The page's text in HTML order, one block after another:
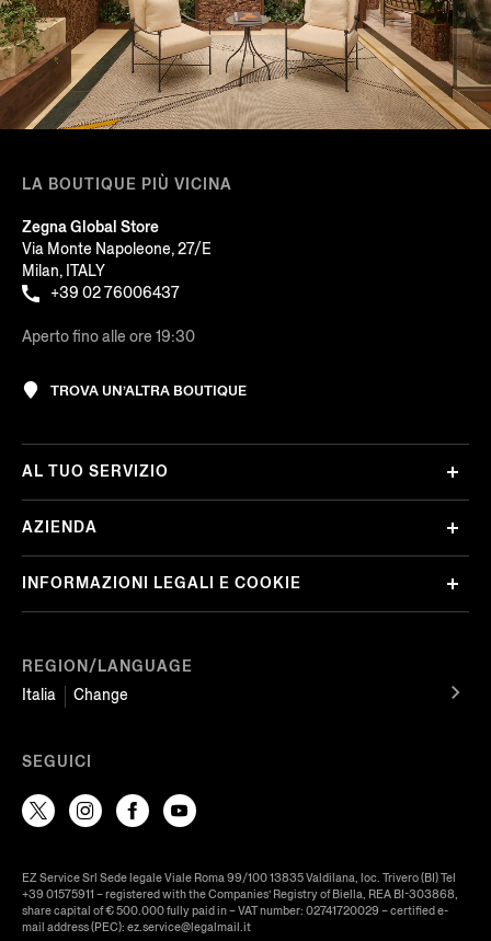
LA BOUTIQUE PIÙ VICINA
Zegna Global Store
Via Monte Napoleone, 27/E
Milan, ITALY
+39 02 76006437
Aperto fino alle ore 19:30
TROVA UN’ALTRA BOUTIQUE
REGION/LANGUAGE
Italia
Change
AL TUO SERVIZIO
AZIENDA
INFORMAZIONI LEGALI E COOKIE
SEGUICI
EZ Service Srl Sede legale Viale Roma 99/100 13835 Valdilana, loc. Trivero (BI) Tel
+39 01575911 – registered with the Companies’ Registry of Biella, REA BI-303868,
share capital of € 500.000 fully paid in – VAT number: 02741720029 – certified e-
mail address (PEC): ez.service@legalmail.it